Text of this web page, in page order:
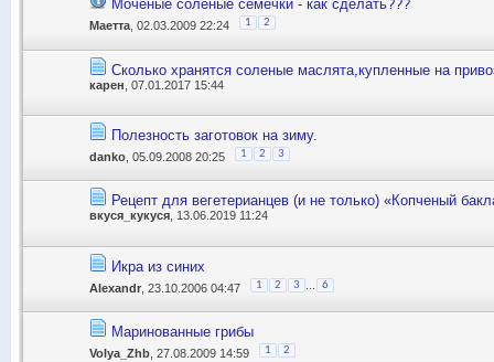
Моченые соленые семечки - как сделать???
Маетта , 02.03.2009 22:24 1 2
Сколько хранятся соленые маслята,купленные на
карен , 07.01.2017 15:44
Полезность заготовок на зиму.
danko , 05.09.2008 20:25 1 2 3
Рецепт для вегетерианцев (и не только) «Копченый
вкуся_кукуся, 13.06.2019 11:24
Икра из синих
Alexandr , 23.10.2006 04:47 1 2 3 6
Маринованные грибы
Volya_Zhb , 27.08.2009 14:59 1 2